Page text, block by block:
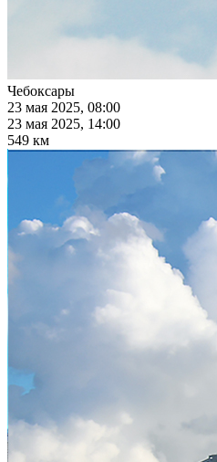
Чебоксары
23 мая 2025, 08:00
23 мая 2025, 14:00
549 км